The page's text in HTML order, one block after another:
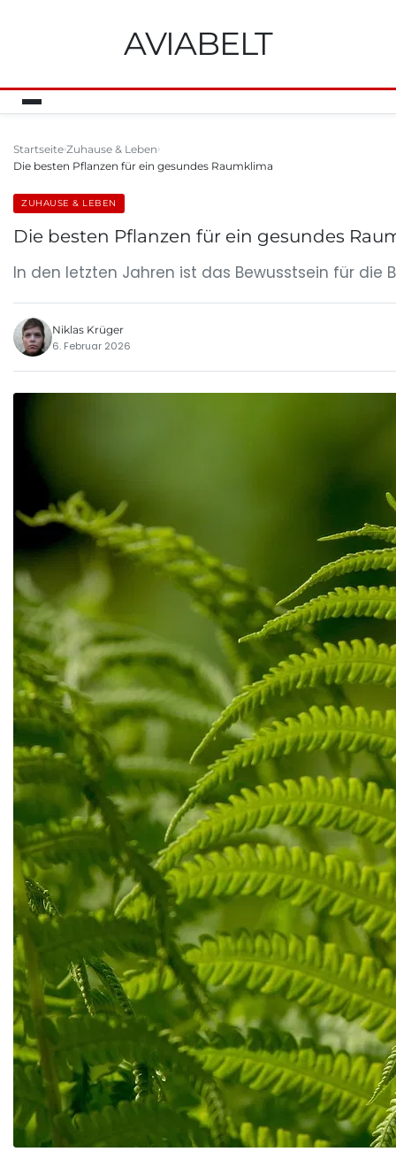
AVIABELT
Startseite Zuhause & Leben
Die besten Pflanzen für ein gesundes Raumklima
ZUHAUSE & LEBEN
Die besten Pflanzen für ein gesundes
In den letzten Jahren ist das Bewusstsein für
Niklas Krüger
6. Februar 2026